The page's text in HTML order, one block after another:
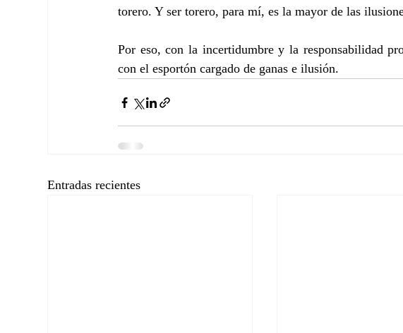
torero. Y ser torero, para mí, es la mayor de las
Por eso, con la incertidumbre y la responsabilidad
con el esportón cargado de ganas e ilusión.
Entradas recientes